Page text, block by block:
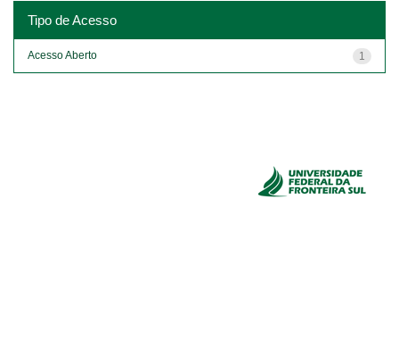
Tipo de Acesso
1
Acesso Aberto